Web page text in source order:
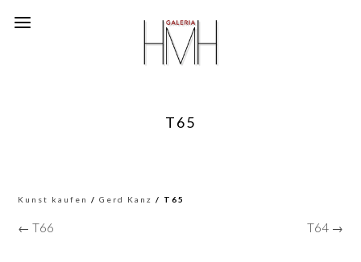
T65
Kunst kaufen /Gerd Kanz / T65
← T66 T64 →